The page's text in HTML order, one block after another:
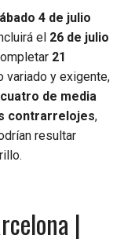
4 de julio
el 26 de julio
21
variado y exigente,
cuatro de media
contrarrelojes,
resultar
|